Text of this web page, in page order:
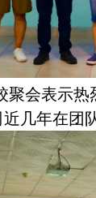
会表示
几年在团